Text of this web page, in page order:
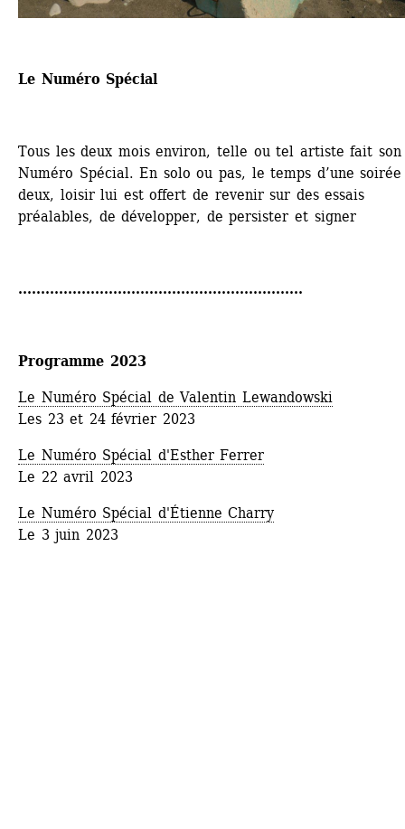
Le Numéro Spécial
Tous les deux mois environ, telle ou tel artiste fait son
Numéro Spécial. En solo ou pas, le temps d’une
deux, loisir lui est offert de revenir sur des essais
préalables, de développer, de persister et signer
...............................................................
Programme 2023
Le Numéro Spécial de Valentin Lewandowski
Les 23 et 24 février 2023
Le Numéro Spécial d'Esther Ferrer
Le 22 avril 2023
Le Numéro Spécial d'Étienne Charry
Le 3 juin 2023